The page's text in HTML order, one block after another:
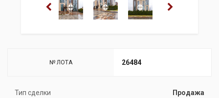
№ ЛОТА 26484
Тип сделки Продажа